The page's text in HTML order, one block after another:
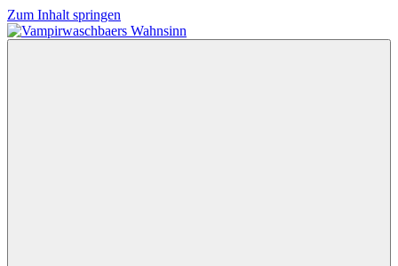
Zum Inhalt springen